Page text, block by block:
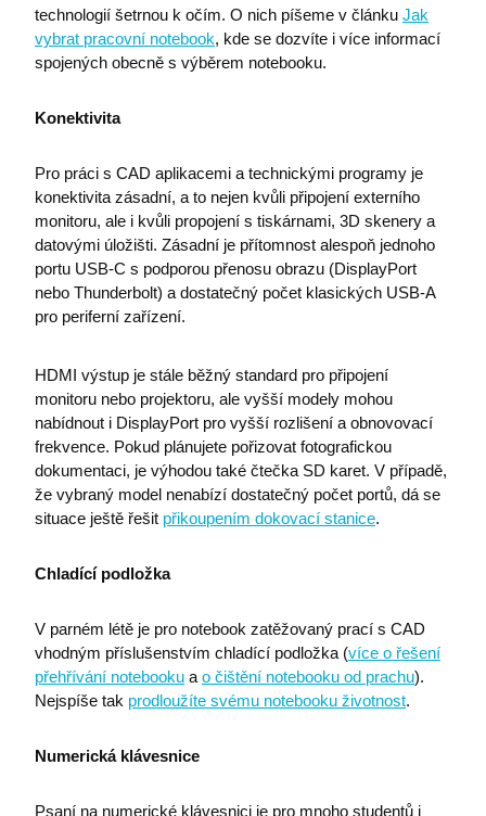
technologií šetrnou k očím. O nich píšeme v článku Jak
vybrat pracovní notebook, kde se dozvíte i více informací
spojených obecně s výběrem notebooku.​
Konektivita
Pro práci s CAD aplikacemi a technickými programy je
konektivita zásadní, a to nejen kvůli připojení externího
monitoru, ale i kvůli propojení s tiskárnami, 3D skenery a
datovými úložišti. Zásadní je přítomnost alespoň jednoho
portu USB-C s podporou přenosu obrazu (DisplayPort
nebo Thunderbolt) a dostatečný počet klasických USB-A
pro periferní zařízení.
HDMI výstup je stále běžný standard pro připojení
monitoru nebo projektoru, ale vyšší modely mohou
nabídnout i DisplayPort pro vyšší rozlišení a obnovovací
frekvence. Pokud plánujete pořizovat fotografickou
dokumentaci, je výhodou také čtečka SD karet. V případě,
že vybraný model nenabízí dostatečný počet portů, dá se
situace ještě řešit přikoupením dokovací stanice.
Chladící podložka
V parném létě je pro notebook zatěžovaný prací s CAD
vhodným příslušenstvím chladící podložka (více o řešení
přehřívání notebooku a o čištění notebooku od prachu).
Nejspíše tak prodloužíte svému notebooku životnost.
Numerická klávesnice
Psaní na numerické klávesnici je pro mnoho studentů i
Nezbytně nutné soubory
Analytika
uživatele a správa účtu. Webové stránky nelze bez
nezbytně nutných souborů cookie správně používat.
Název
Poskytovatel / Doména
I6IISCOOKIECONSENT0
eshop.premocz.eu
welcomePopup eshop.premocz.eu
i6IISId eshop.premocz.eu
I6COMPARECOUNT
I6_FRMMEM eshop.premocz.eu
I6FAVOURCOUNT